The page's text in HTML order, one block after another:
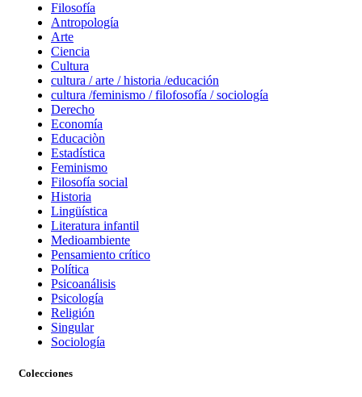
Filosofía
Antropología
Arte
Ciencia
Cultura
cultura / arte / historia /educación
cultura /feminismo / filofosofía / sociología
Derecho
Economía
Educaciòn
Estadística
Feminismo
Filosofía social
Historia
Lingüística
Literatura infantil
Medioambiente
Pensamiento crítico
Política
Psicoanálisis
Psicología
Religión
Singular
Sociología
Colecciones